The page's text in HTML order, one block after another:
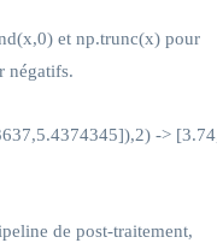
et np.trunc(x) pour
négatifs.
->
de post-traitement,